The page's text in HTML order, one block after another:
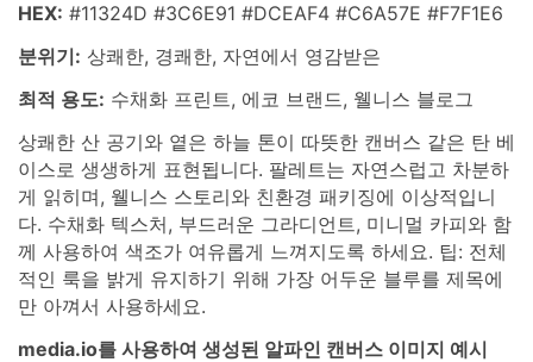
HEX: #11324D #3C6E91 #DCEAF4 #C6A57E #F7F1E6
분위기: 상쾌한, 경쾌한, 자연에서 영감받은
최적 용도: 수채화 프린트, 에코 브랜드, 웰니스 블로그
상쾌한 산 공기와 옅은 하늘 톤이 따뜻한 캔버스 같은 탄 베
이스로 생생하게 표현됩니다. 팔레트는 자연스럽고 차분하
게 읽히며, 웰니스 스토리와 친환경 패키징에 이상적입니
다. 수채화 텍스처, 부드러운 그라디언트, 미니멀 카피와 함
께 사용하여 색조가 여유롭게 느껴지도록 하세요. 팁: 전체
적인 룩을 밝게 유지하기 위해 가장 어두운 블루를 제목에
만 아껴서 사용하세요.
media.io를 사용하여 생성된 알파인 캔버스 이미지 예시